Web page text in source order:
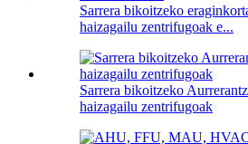
Sarrera bikoitzeko
haizagailu zentrifugoak e...
Sarrera bikoitzeko
haizagailu zentrifugoak